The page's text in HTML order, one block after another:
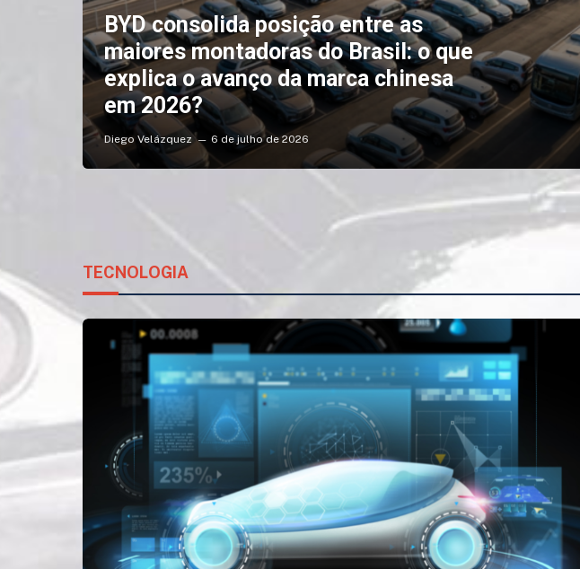
BYD consolida posição entre as
maiores montadoras do Brasil: o que
explica o avanço da marca chinesa
em 2026?
Diego Velázquez 6 de julho de 2026
TECNOLOGIA